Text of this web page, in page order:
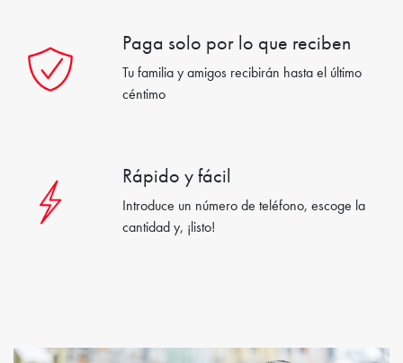
Paga solo por lo que reciben
Tu familia y amigos recibirán hasta el último
céntimo
Rápido y fácil
Introduce un número de teléfono, escoge la
cantidad y, ¡listo!